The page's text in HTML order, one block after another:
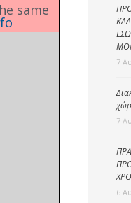
προστασία
same
7
7
6